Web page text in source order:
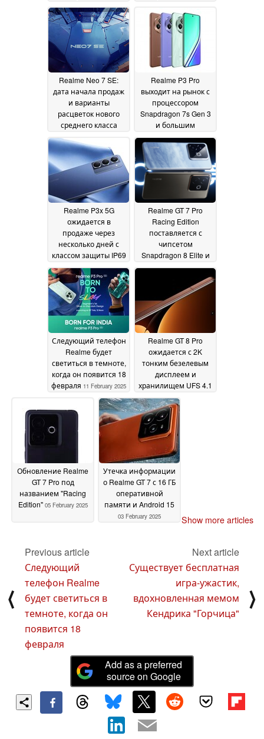
26 February 2025
Realme Neo 7 SE:
дата начала продаж
и варианты
расцветок нового
среднего класса
Android "Игровая
звезда" раскрыта
February 2025
Realme P3 Pro
выходит на рынок с
процессором
Snapdragon 7s Gen 3
и большим
аккумулятором на 6
000 мАч
19 February 2025
Realme P3x 5G
ожидается в
продаже через
несколько дней с
классом защиты IP69
и аккумулятором на
6 000 мАч15 February
2025
Realme GT 7 Pro
Racing Edition
поставляется с
чипсетом
Snapdragon 8 Elite и
большим
емкостью 6 500 мАч
13 February 2025
Следующий телефон
Realme будет
светиться в темноте,
когда он появится 18
февраля 11 February 2025
Realme GT 8 Pro
ожидается с 2K
тонким безелевым
дисплеем и
хранилищем UFS 4.1
08 February 2025
Обновление Realme
GT 7 Pro под
названием "Racing
Edition" 05 February 2025
Утечка информации
о Realme GT 7 с 16 ГБ
оперативной
памяти и Android 15
03 February 2025 Show more articles
⟨
Previous article
Следующий
телефон Realme
будет светиться в
темноте, когда он
появится 18
февраля
Next article
Существует бесплатная
игра-ужастик,
вдохновленная мемом
Кендрика "Горчица"
⟩
Add as a preferred
source on Google